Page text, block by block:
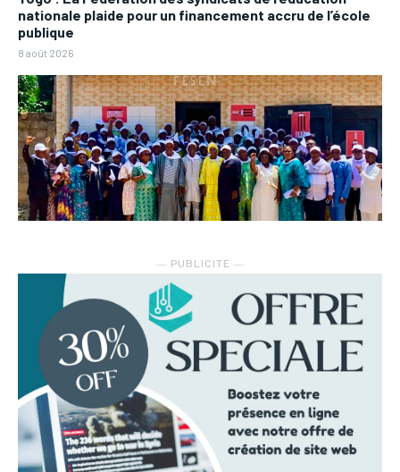
nationale plaide pour un financement accru de l’école
publique
8 août 2026
― PUBLICITE ―